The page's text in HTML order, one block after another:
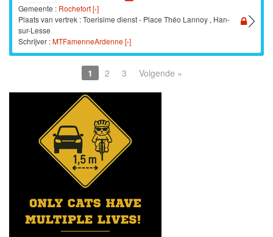
Gemeente : Rochefort [›]
Plaats van vertrek : Toerisime dienst - Place Théo Lannoy , Han-
sur-Lesse
Schrijver :MTFamenneArdenne [›]
1 2 3 Volgende »